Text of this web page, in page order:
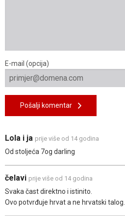
E-mail (opcija)
Pošalji komentar
Lola i ja prije više od 14 godina
Od stoljeća 7og darling
čelavi prije više od 14 godina
Svaka čast direktno i istinito.
Ovo potvrđuje hrvat a ne hrvatski talog.